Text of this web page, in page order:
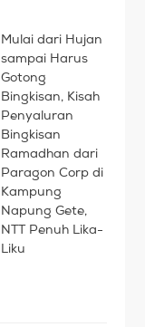
Mulai dari Hujan
sampai Harus
Gotong
Bingkisan, Kisah
Penyaluran
Bingkisan
Ramadhan dari
Paragon Corp di
Kampung
Napung Gete,
NTT Penuh Lika-
Liku